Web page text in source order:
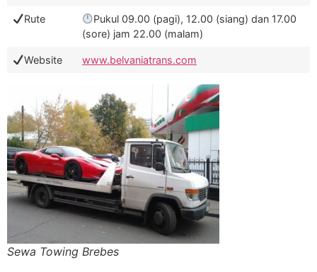
Rute
Pukul 09.00 (pagi), 12.00 (siang) dan 17.00
(sore) jam 22.00 (malam)
Website www.belvaniatrans.com
Sewa Towing Brebes